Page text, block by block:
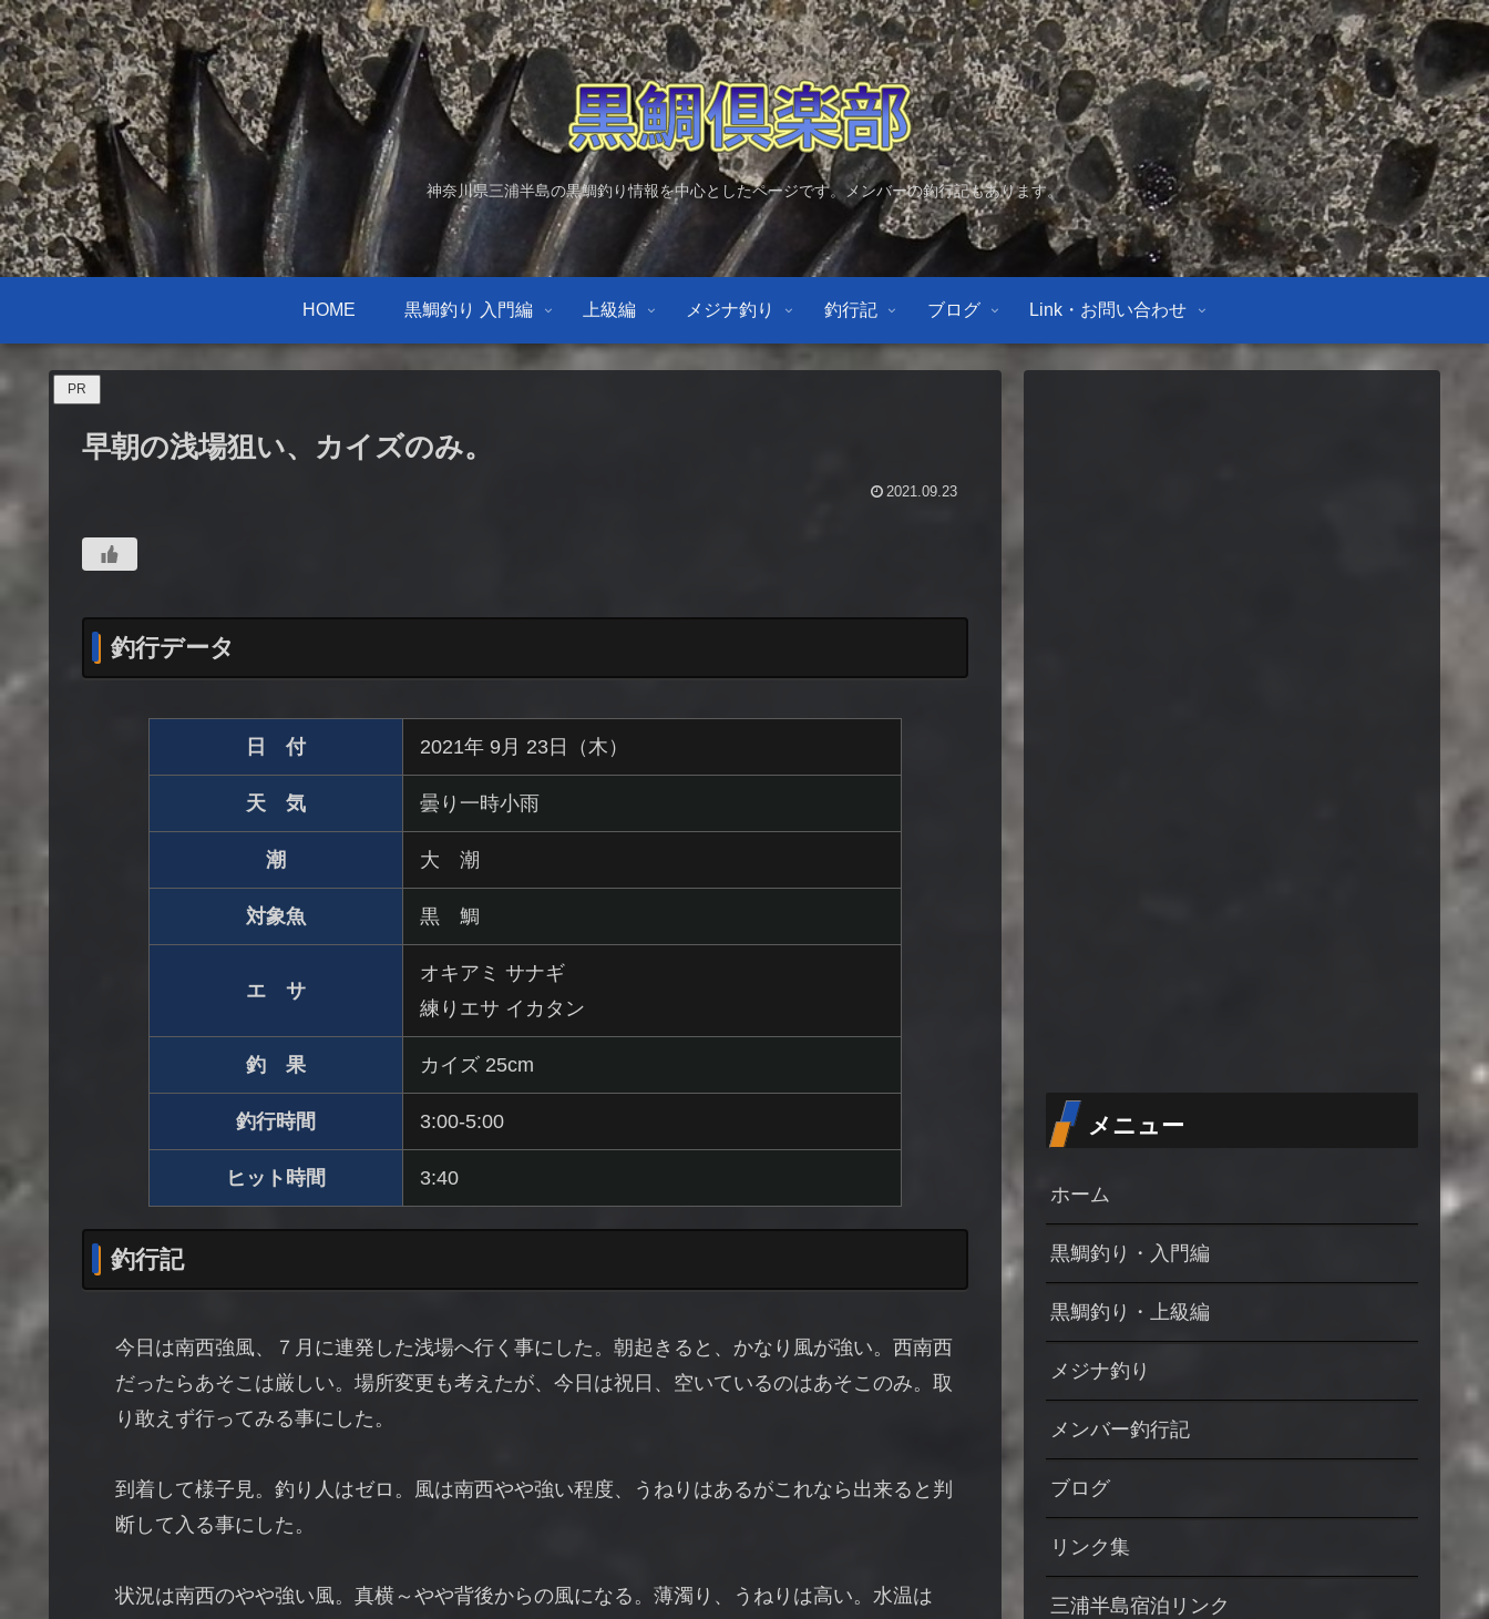
神奈川県三浦半島の黒鯛釣り情報を中心としたページです。メンバーの釣行記もあります。
HOME 黒鯛釣り 入門編 上級編 メジナ釣り 釣行記 ブログ Link・お問い合わせ
PR
早朝の浅場狙い、カイズのみ。
2021.09.23
釣行データ
日 付 2021年 9月 23日（木）
天 気 曇り一時小雨
潮 大 潮
対象魚 黒 鯛
エ サ
オキアミ サナギ
練りエサ イカタン
釣 果 カイズ 25cm
釣行時間 3:00-5:00
ヒット時間 3:40
釣行記
今日は南西強風、７月に連発した浅場へ行く事にした。朝起きると、かなり風が強い。西南西
だったらあそこは厳しい。場所変更も考えたが、今日は祝日、空いているのはあそこのみ。取
り敢えず行ってみる事にした。
到着して様子見。釣り人はゼロ。風は南西やや強い程度、うねりはあるがこれなら出来ると判
断して入る事にした。
状況は南西のやや強い風。真横～やや背後からの風になる。薄濁り、うねりは高い。水温は
メニュー
ホーム
黒鯛釣り・入門編
黒鯛釣り・上級編
メジナ釣り
メンバー釣行記
ブログ
リンク集
三浦半島宿泊リンク